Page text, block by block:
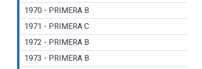
1970 - PRIMERA B
1971 - PRIMERA C
1972 - PRIMERA B
1973 - PRIMERA B